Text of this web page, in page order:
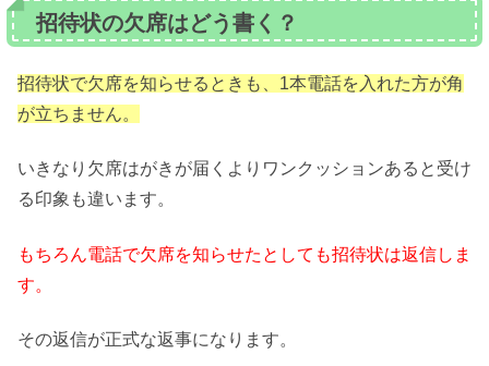
招待状の欠席はどう書く？
招待状で欠席を知らせるときも、1本電話を入れた方が角
が立ちません。
いきなり欠席はがきが届くよりワンクッションあると受け
る印象も違います。
もちろん電話で欠席を知らせたとしても招待状は返信しま
す。
その返信が正式な返事になります。